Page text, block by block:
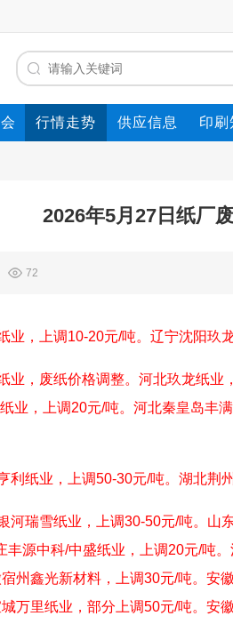
行情走势 供应信息 印刷
2026年5月27日纸厂
72
业，上调10-20元/吨。辽宁沈阳玖
业，废纸价格调整。河北玖龙纸
业，上调20元/吨。河北秦皇岛丰
利纸业，上调50-30元/吨。湖北荆
河瑞雪纸业，上调30-50元/吨。山
丰源中科/中盛纸业，上调20元/吨
州鑫光新材料，上调30元/吨。安
万里纸业，部分上调50元/吨。安